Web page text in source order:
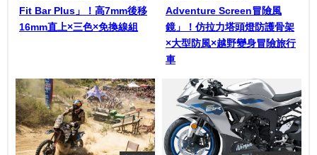
Fit Bar Plus」！高7mm後移
16mm直上×三色×免換線組
Adventure Screen冒險風
鏡」！仿拉力塔頭燈防護骨架
×大型防風×越野變身冒險旅行
車